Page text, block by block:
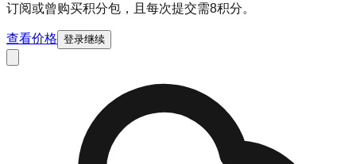
订阅或曾购买积分包，且每次提交需8积分。
查看价格 登录继续